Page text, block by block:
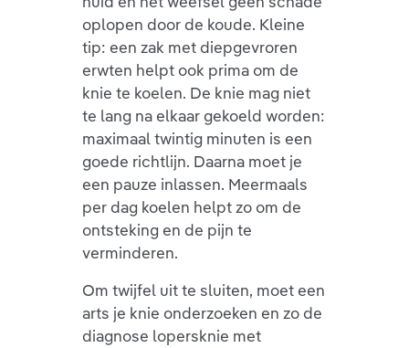
oplopen door de koude. Kleine
tip: een zak met diepgevroren
erwten helpt ook prima om de
knie te koelen. De knie mag niet
te lang na elkaar gekoeld worden:
maximaal twintig minuten is een
goede richtlijn. Daarna moet je
een pauze inlassen. Meermaals
per dag koelen helpt zo om de
ontsteking en de pijn te
verminderen.
Om twijfel uit te sluiten, moet een
arts je knie onderzoeken en zo de
diagnose lopersknie met